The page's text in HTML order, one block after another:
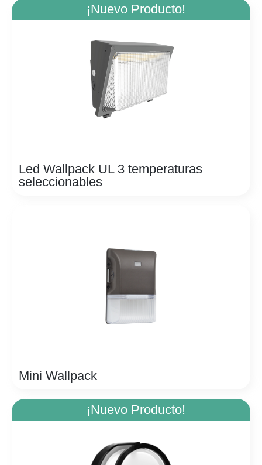
¡Nuevo Producto!
Led Wallpack UL 3 temperaturas
seleccionables
Mini Wallpack
¡Nuevo Producto!